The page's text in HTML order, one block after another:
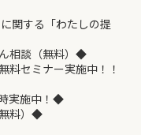
する「わたしの提
談（無料）◆
セミナー実施中！！
実施中！◆
料）◆